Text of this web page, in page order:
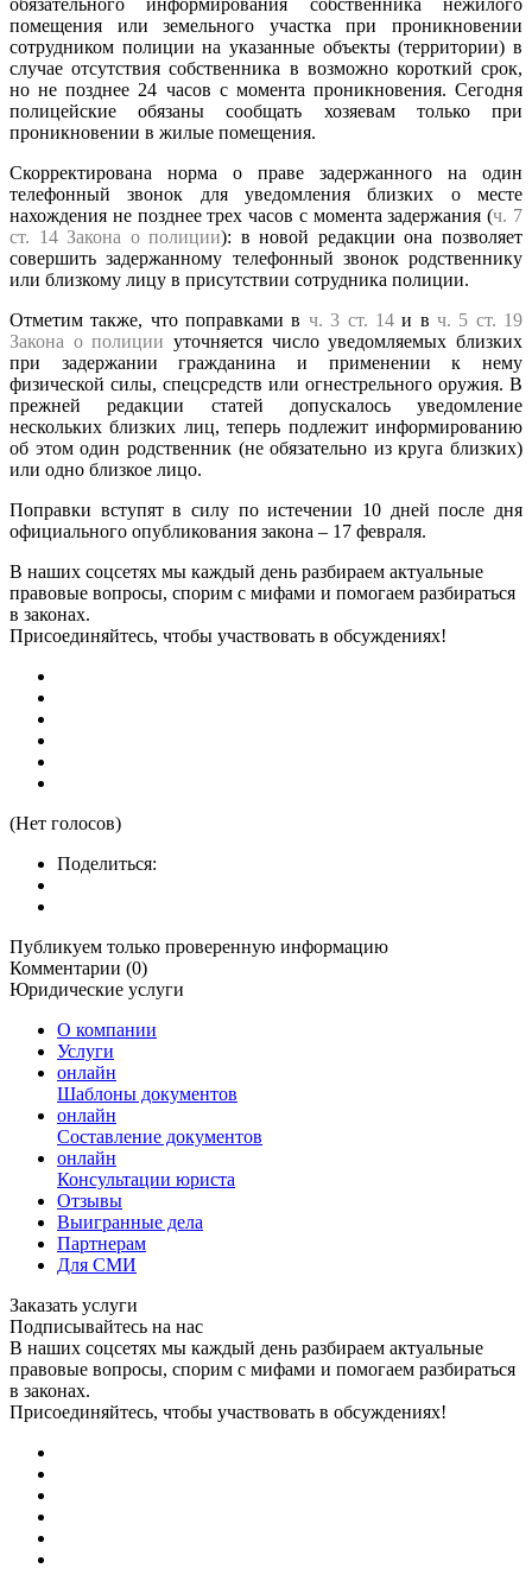
помещения или земельного участка при проникновении
сотрудником полиции на указанные объекты (территории) в
случае отсутствия собственника в возможно короткий срок,
но не позднее 24 часов с момента проникновения. Сегодня
полицейские обязаны сообщать хозяевам только при
проникновении в жилые помещения.
Скорректирована норма о праве задержанного на один
телефонный звонок для уведомления близких о месте
нахождения не позднее трех часов с момента задержания (ч. 7
ст. 14 Закона о полиции): в новой редакции она позволяет
совершить задержанному телефонный звонок родственнику
или близкому лицу в присутствии сотрудника полиции.
Отметим также, что поправками в ч. 3 ст. 14и в ч. 5 ст. 19
Закона о полиции уточняется число уведомляемых близких
при задержании гражданина и применении к нему
физической силы, спецсредств или огнестрельного оружия. В
прежней редакции статей допускалось уведомление
нескольких близких лиц, теперь подлежит информированию
об этом один родственник (не обязательно из круга близких)
или одно близкое лицо.
Поправки вступят в силу по истечении 10 дней после дня
официального опубликования закона – 17 февраля.
В наших соцсетях мы каждый день разбираем актуальные
правовые вопросы, спорим с мифами и помогаем разбираться
в законах.
Присоединяйтесь, чтобы участвовать в обсуждениях!
(Нет голосов)
Поделиться:
Публикуем только проверенную информацию
Комментарии (0)
Юридические услуги
О компании
Услуги
онлайн
Шаблоны документов
онлайн
Составление документов
онлайн
Консультации юриста
Отзывы
Выигранные дела
Партнерам
Для СМИ
Заказать услуги
Подписывайтесь на нас
В наших соцсетях мы каждый день разбираем актуальные
правовые вопросы, спорим с мифами и помогаем разбираться
в законах.
Присоединяйтесь, чтобы участвовать в обсуждениях!